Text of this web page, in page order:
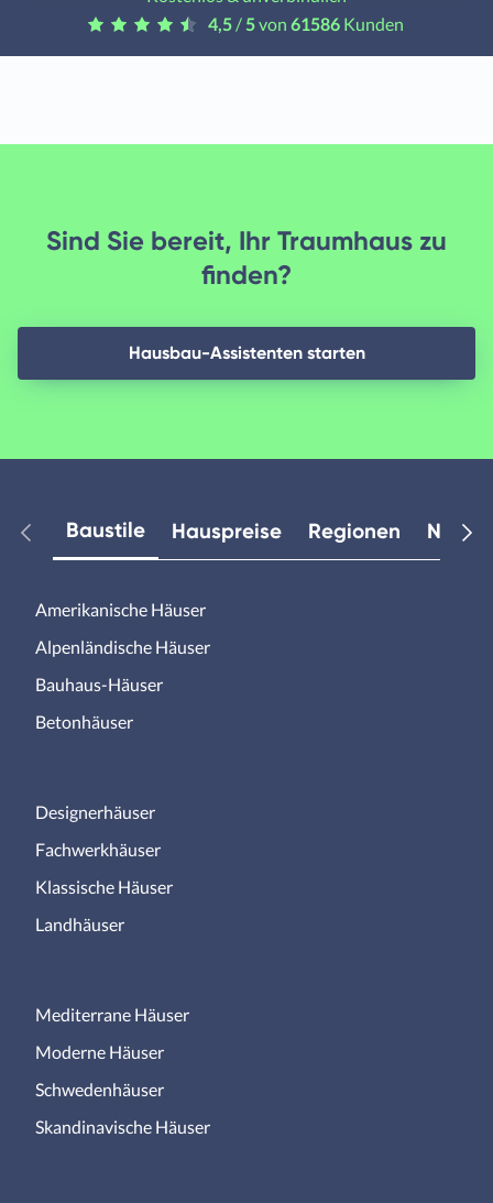
4,5/5von61586 Kunden
Sind Sie bereit, Ihr Traumhaus zu
finden?
Hausbau-Assistenten starten
Baustile Hauspreise Regionen
Amerikanische Häuser
Alpenländische Häuser
Bauhaus-Häuser
Betonhäuser
Designerhäuser
Fachwerkhäuser
Klassische Häuser
Landhäuser
Mediterrane Häuser
Moderne Häuser
Schwedenhäuser
Skandinavische Häuser